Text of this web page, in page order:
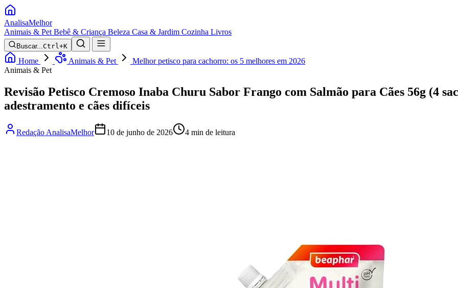
AnalisaMelhor
Animais & Pet Bebê & Criança Beleza Casa & Jardim Cozinha Livros
Buscar...Ctrl+K
Home Animais & Pet
Melhor petisco para cachorro: os 5 melhores em 2026
Animais & Pet
Revisão Petisco Cremoso Inaba Churu Sabor Frango com Salmão para Cães 56g (4
adestramento e cães difíceis
Redação AnalisaMelhor 10 de junho de 2026 4 min de leitura